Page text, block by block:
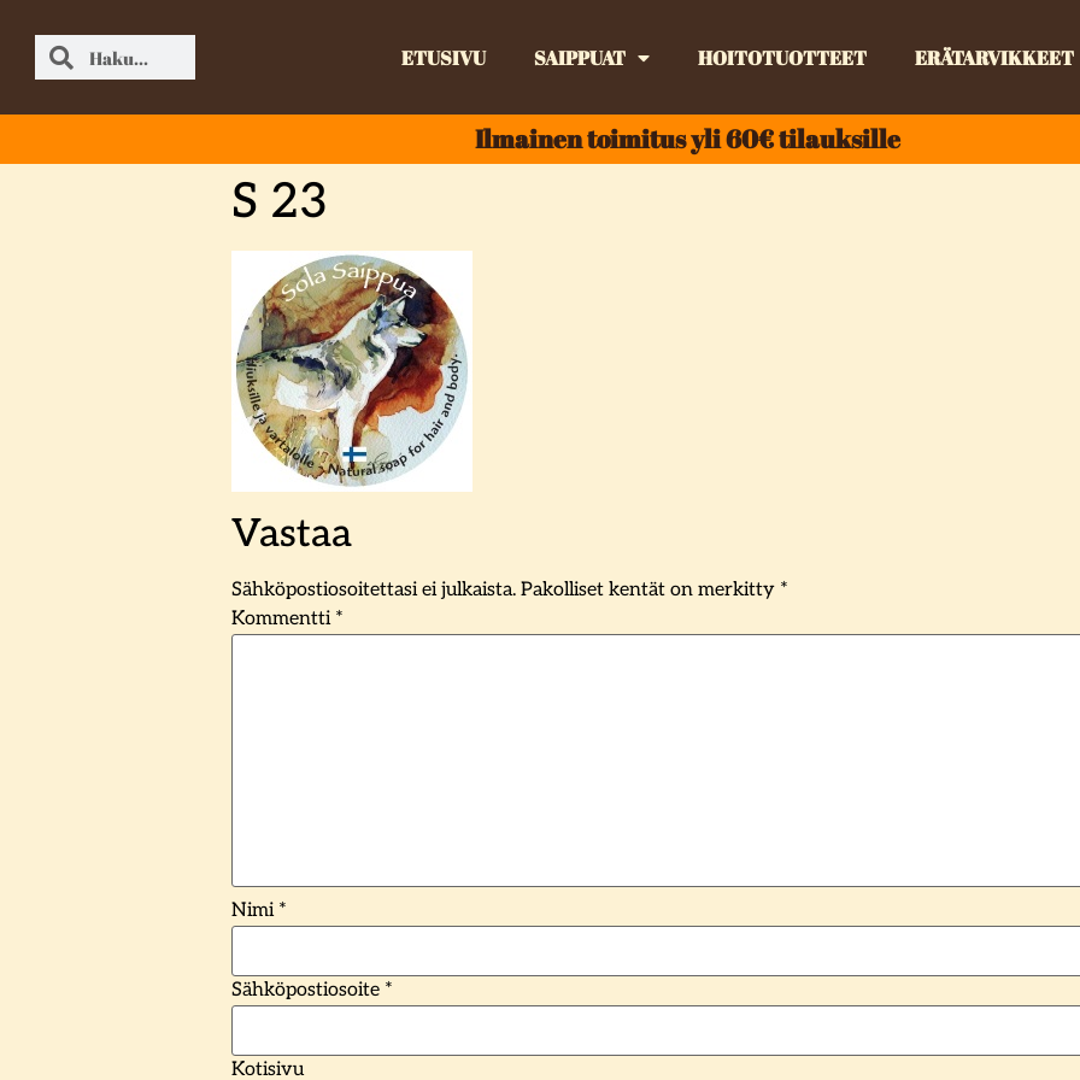
ETUSIVU SAIPPUAT HOITOTUOTTEET ERÄTARVIKKEET
Ilmainen toimitus yli 60€ tilauksille
S 23
Vastaa
Sähköpostiosoitettasi ei julkaista. Pakolliset kentät on merkitty *
Kommentti *
Nimi *
Sähköpostiosoite *
Kotisivu